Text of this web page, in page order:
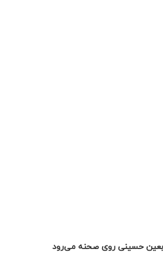
حسینی روی صحنه می‌‌رود